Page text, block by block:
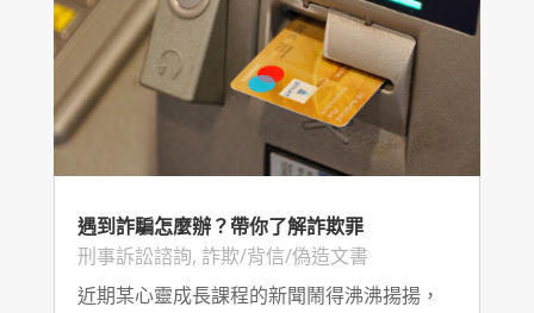
遇到詐騙怎麼辦？帶你了解詐欺罪
刑事訴訟諮詢, 詐欺/背信/偽造文書
近期某心靈成長課程的新聞鬧得沸沸揚揚，